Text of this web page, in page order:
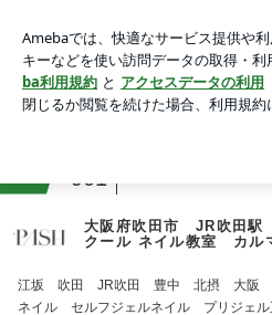
駅 徒歩５分 ネイルサロン ス
タロット スパッシュ
アプリをダウンロードして ブログの
ょう。
901
大阪府吹田市 JR吹田
クール ネイル教室 カル
江坂 吹田 JR吹田 豊中 北摂 大阪
ネイル セルフジェルネイル プリジェ